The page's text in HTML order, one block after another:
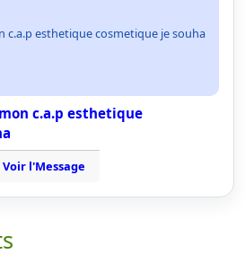
c.a.p esthetique cosmetique je souha
c.a.p esthetique
Voir l'Message